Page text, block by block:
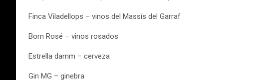
Finca Viladellops – vinos del Massís del Garraf
Born Rosé – vinos rosados
Estrella damm – cerveza
Gin MG – ginebra